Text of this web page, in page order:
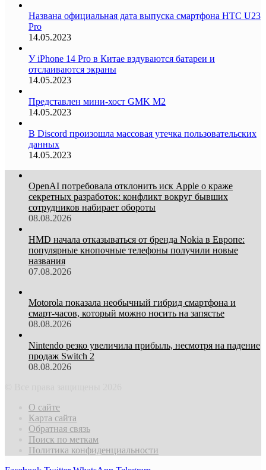
Названа официальная дата выпуска смартфона HTC U23
Pro
14.05.2023
У iPhone 14 Pro в Китае вздуваются батареи и
отслаиваются экраны
14.05.2023
Представлен мини-хост GMK M2
14.05.2023
В Discord произошла массовая утечка пользовательских
данных
14.05.2023
OpenAI потребовала отклонить иск Apple о краже
секретных разработок: конфликт вокруг бывших
сотрудников набирает обороты
08.08.2026
HMD начала отказываться от бренда Nokia в Европе:
популярные кнопочные телефоны получили новые
названия
07.08.2026
Motorola показала необычный гибрид смартфона и
смарт-часов, который можно носить на запястье
08.08.2026
Nintendo резко увеличила прибыль, несмотря на падение
продаж Switch 2
08.08.2026
О сайте
Карта сайта
Обратная связь
Поиск по меткам
Политика конфиденциальности